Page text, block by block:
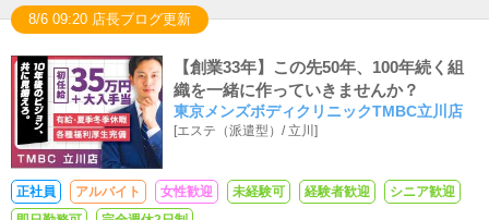
8/6 09:20 店長ブログ更新
【創業33年】この先50年、100年続く組
織を一緒に作っていきませんか？
東京メンズボディクリニックTMBC立川店
[エステ（派遣型）/ 立川]
正社員 アルバイト 女性歓迎 未経験可 経験者歓迎
シニア歓迎